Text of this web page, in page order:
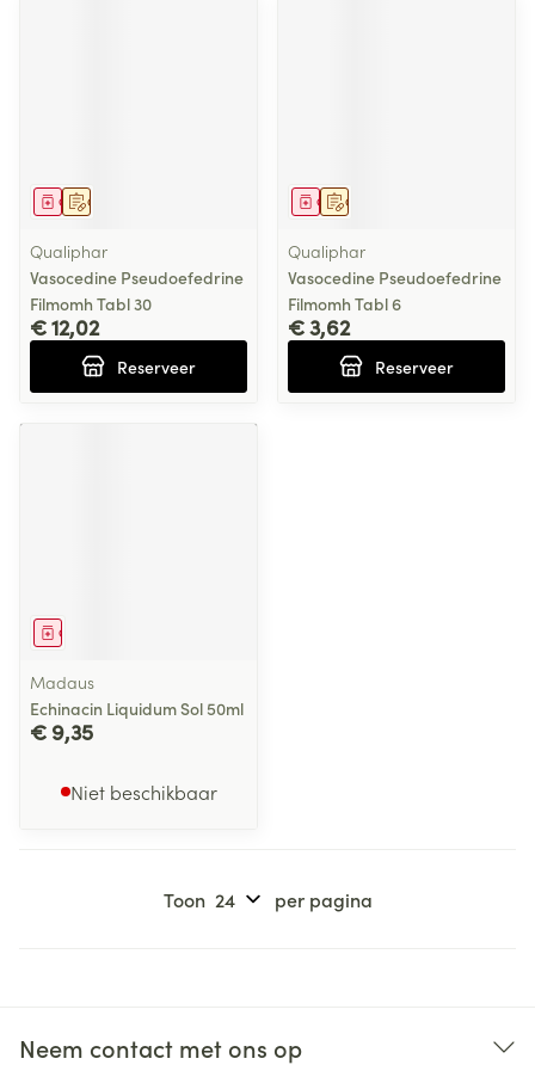
Op voorschrift
Geneesmiddel
Qualiphar
Vasocedine Pseudoefedrine
Filmomh Tabl 30
€ 12,02
Reserveer
Op voorschrift
Geneesmiddel
Qualiphar
Vasocedine Pseudoefedrine
Filmomh Tabl 6
€ 3,62
Reserveer
Geneesmiddel
Madaus
Echinacin Liquidum Sol 50ml
€ 9,35
Niet beschikbaar
Toon per pagina
Neem contact met ons op